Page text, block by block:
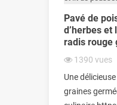
Pavé de
d’herbes et
radis rouge
1390 vues
Une
graines